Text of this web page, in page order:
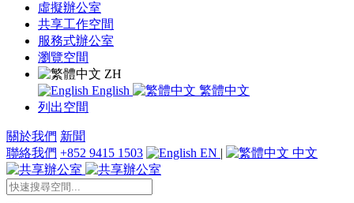
虛擬辦公室
共享工作空間
服務式辦公室
瀏覽空間
ZH
English
繁體中文
列出空間
關於我們 新聞
聯絡我們 +852 9415 1503 EN | 中文